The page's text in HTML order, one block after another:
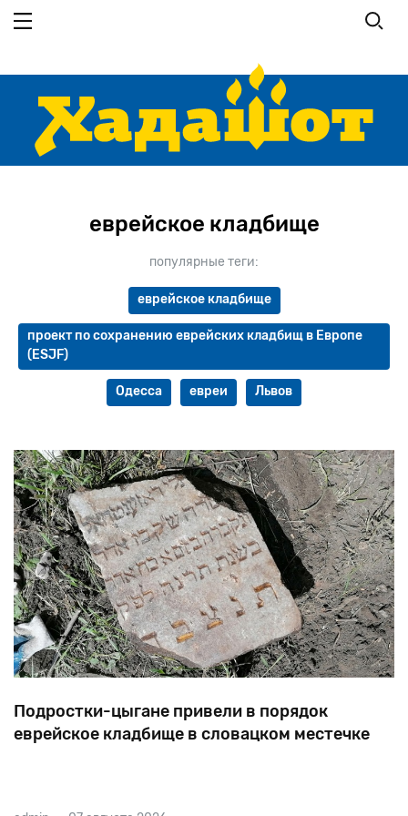
еврейское кладбище
популярные теги:
еврейское кладбище
проект по сохранению еврейских кладбищ в Европе
(ESJF)
Одесса евреи Львов
Подростки-цыгане привели в порядок
еврейское кладбище в словацком местечке